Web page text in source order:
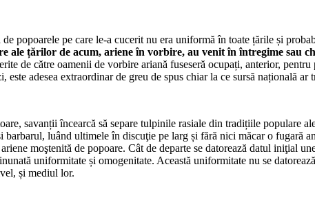
popoarele pe care le-a cucerit nu era uniformă în toate țările și
ale țărilor de acum, ariene în vorbire, au venit în întregime sau
de către oamenii de vorbire ariană fuseseră ocupați, anterior,
este adesea extraordinar de greu de spus chiar la ce sursă națională
savanții încearcă să separe tulpinile rasiale din tradițiile populare
barbarul, luând ultimele în discuţie pe larg și fără nici măcar o
moştenită de popoare. Cât de departe se datorează datul iniţial
uniformitate și omogenitate. Această uniformitate nu se
și mediul lor.